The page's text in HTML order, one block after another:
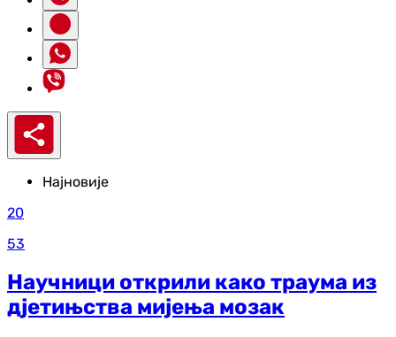
Најновије
20
53
Научници открили како траума из
д‌јетињства мијења мозак